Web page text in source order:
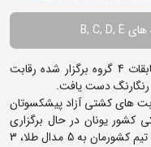
تیم کشتی آزاد پیشکسوتان کشورمان در مسابقات 4 گروه برگزار شده رقابت
های کشتی آزاد پیشکسوتان
در شهر لوتارکی کشور یونان در حال برگزاری
است که در پایان مسابقات 4 گروه برگزار شده، تیم کشورمان به 5 مدال طلا، 3